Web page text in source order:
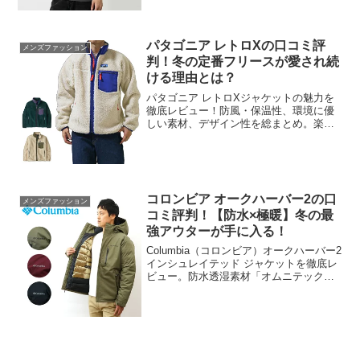
メンズファッション
パタゴニア レトロXの口コミ評
判！冬の定番フリースが愛され続
ける理由とは？
パタゴニア レトロXジャケットの魅力を
徹底レビュー！防風・保温性、環境に優
しい素材、デザイン性を総まとめ。楽天
メンズファッション
コロンビア オークハーバー2の口
コミ評判！【防水×極暖】冬の最
強アウターが手に入る！
Columbia（コロンビア）オークハーバー2
インシュレイテッド ジャケットを徹底レ
ビュー。防水透湿素材「オムニテック」